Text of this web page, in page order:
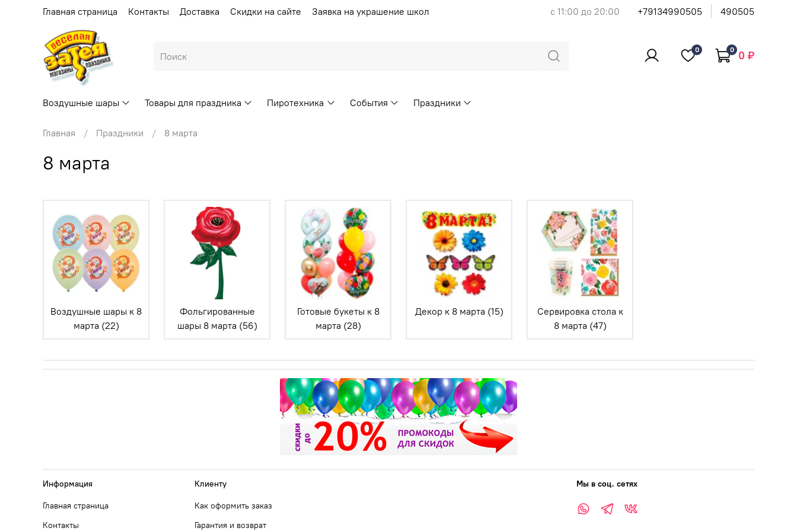
Главная страница Контакты Доставка Скидки на сайте Заявка на украшение школ с 11:00 до 20:00 +79134990505 490505
0 0 0 ₽
Воздушные шары Товары для праздника Пиротехника События Праздники
Главная Праздники 8 марта
8 марта
Воздушные шары к 8
марта (22)
Фольгированные
шары 8 марта (56)
Готовые букеты к 8
марта (28)
Декор к 8 марта (15)
Сервировка стола к
8 марта (47)
Информация
Главная страница
Контакты
Клиенту
Как оформить заказ
Гарантия и возврат
Мы в соц. сетях